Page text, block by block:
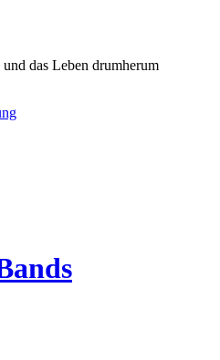
das Leben drumherum